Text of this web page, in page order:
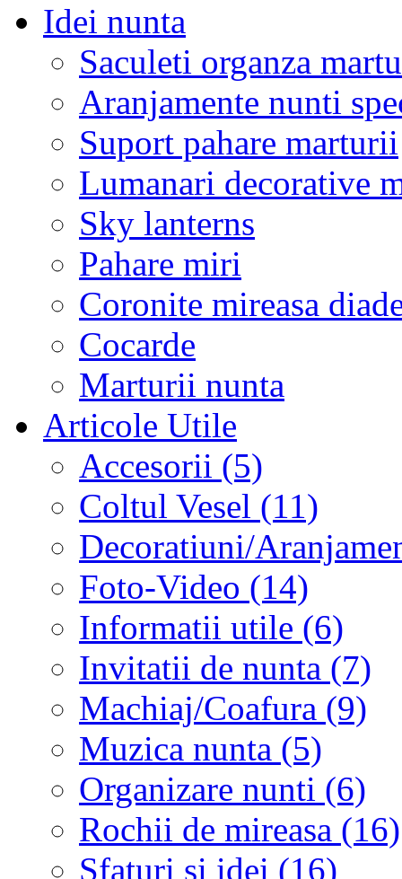
Idei nunta
Saculeti organza
Aranjamente nunti
Suport pahare marturii
Lumanari decorative
Sky lanterns
Pahare miri
Coronite mireasa
Cocarde
Marturii nunta
Articole Utile
Accesorii (5)
Coltul Vesel (11)
Decoratiuni/
Foto-Video (14)
Informatii utile (6)
Invitatii de nunta (7)
Machiaj/Coafura (9)
Muzica nunta (5)
Organizare nunti (6)
Rochii de mireasa (16)
Sfaturi si idei (16)